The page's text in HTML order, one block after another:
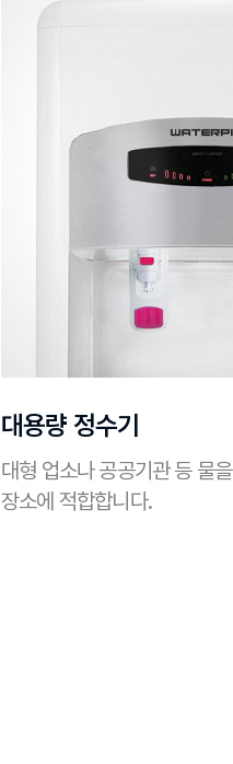
대용량 정수기
대형 업소나 공공기관 등 물
장소에 적합합니다.